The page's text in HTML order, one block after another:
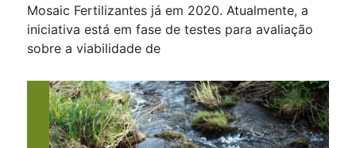
Mosaic Fertilizantes já em 2020. Atualmente, a
iniciativa está em fase de testes para avaliação
sobre a viabilidade de